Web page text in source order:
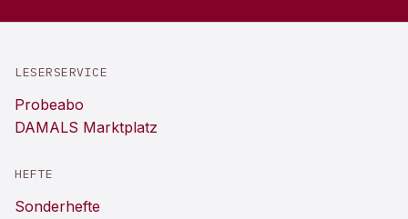
LESERSERVICE
Probeabo
DAMALS Marktplatz
HEFTE
Sonderhefte